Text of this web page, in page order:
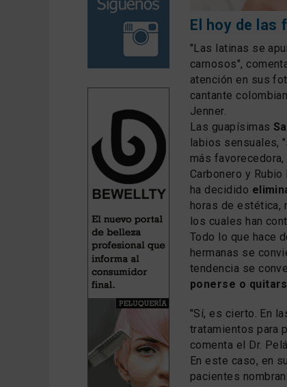
El hoy de las
"Las latinas se
carnosos",
atención en sus
cantante
Jenner.
Las guapísimas
labios sensuales,
más
Carbonero y
ha decidido
horas de estética,
los cuales han
Todo lo que hace
hermanas se
tendencia se
ponerse o
"Sí, es cierto. En
tratamientos para
comenta el Dr.
En este caso, en
pacientes